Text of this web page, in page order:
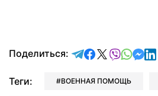
Поделиться: отправить в
поделиться в
Теги: ВОЕННАЯ ПОМОЩЬ